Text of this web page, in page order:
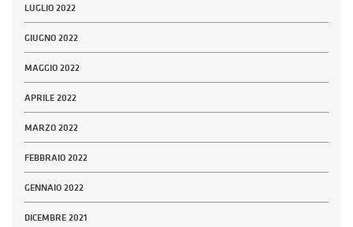
LUGLIO 2022
GIUGNO 2022
MAGGIO 2022
APRILE 2022
MARZO 2022
FEBBRAIO 2022
GENNAIO 2022
DICEMBRE 2021